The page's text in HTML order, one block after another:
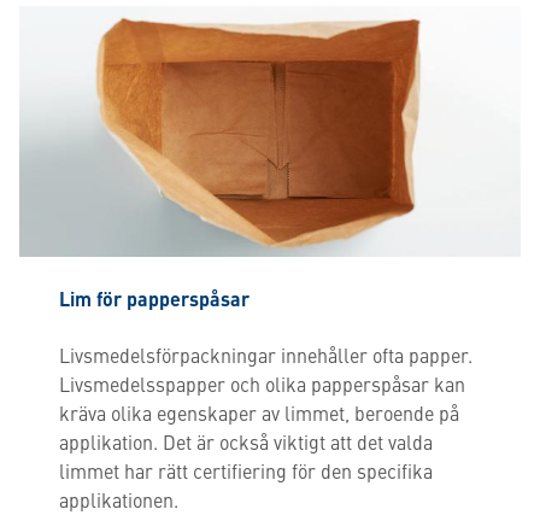
Lim för papperspåsar
Livsmedelsförpackningar innehåller ofta papper.
Livsmedelsspapper och olika papperspåsar kan
kräva olika egenskaper av limmet, beroende på
applikation. Det är också viktigt att det valda
limmet har rätt certifiering för den specifika
applikationen.